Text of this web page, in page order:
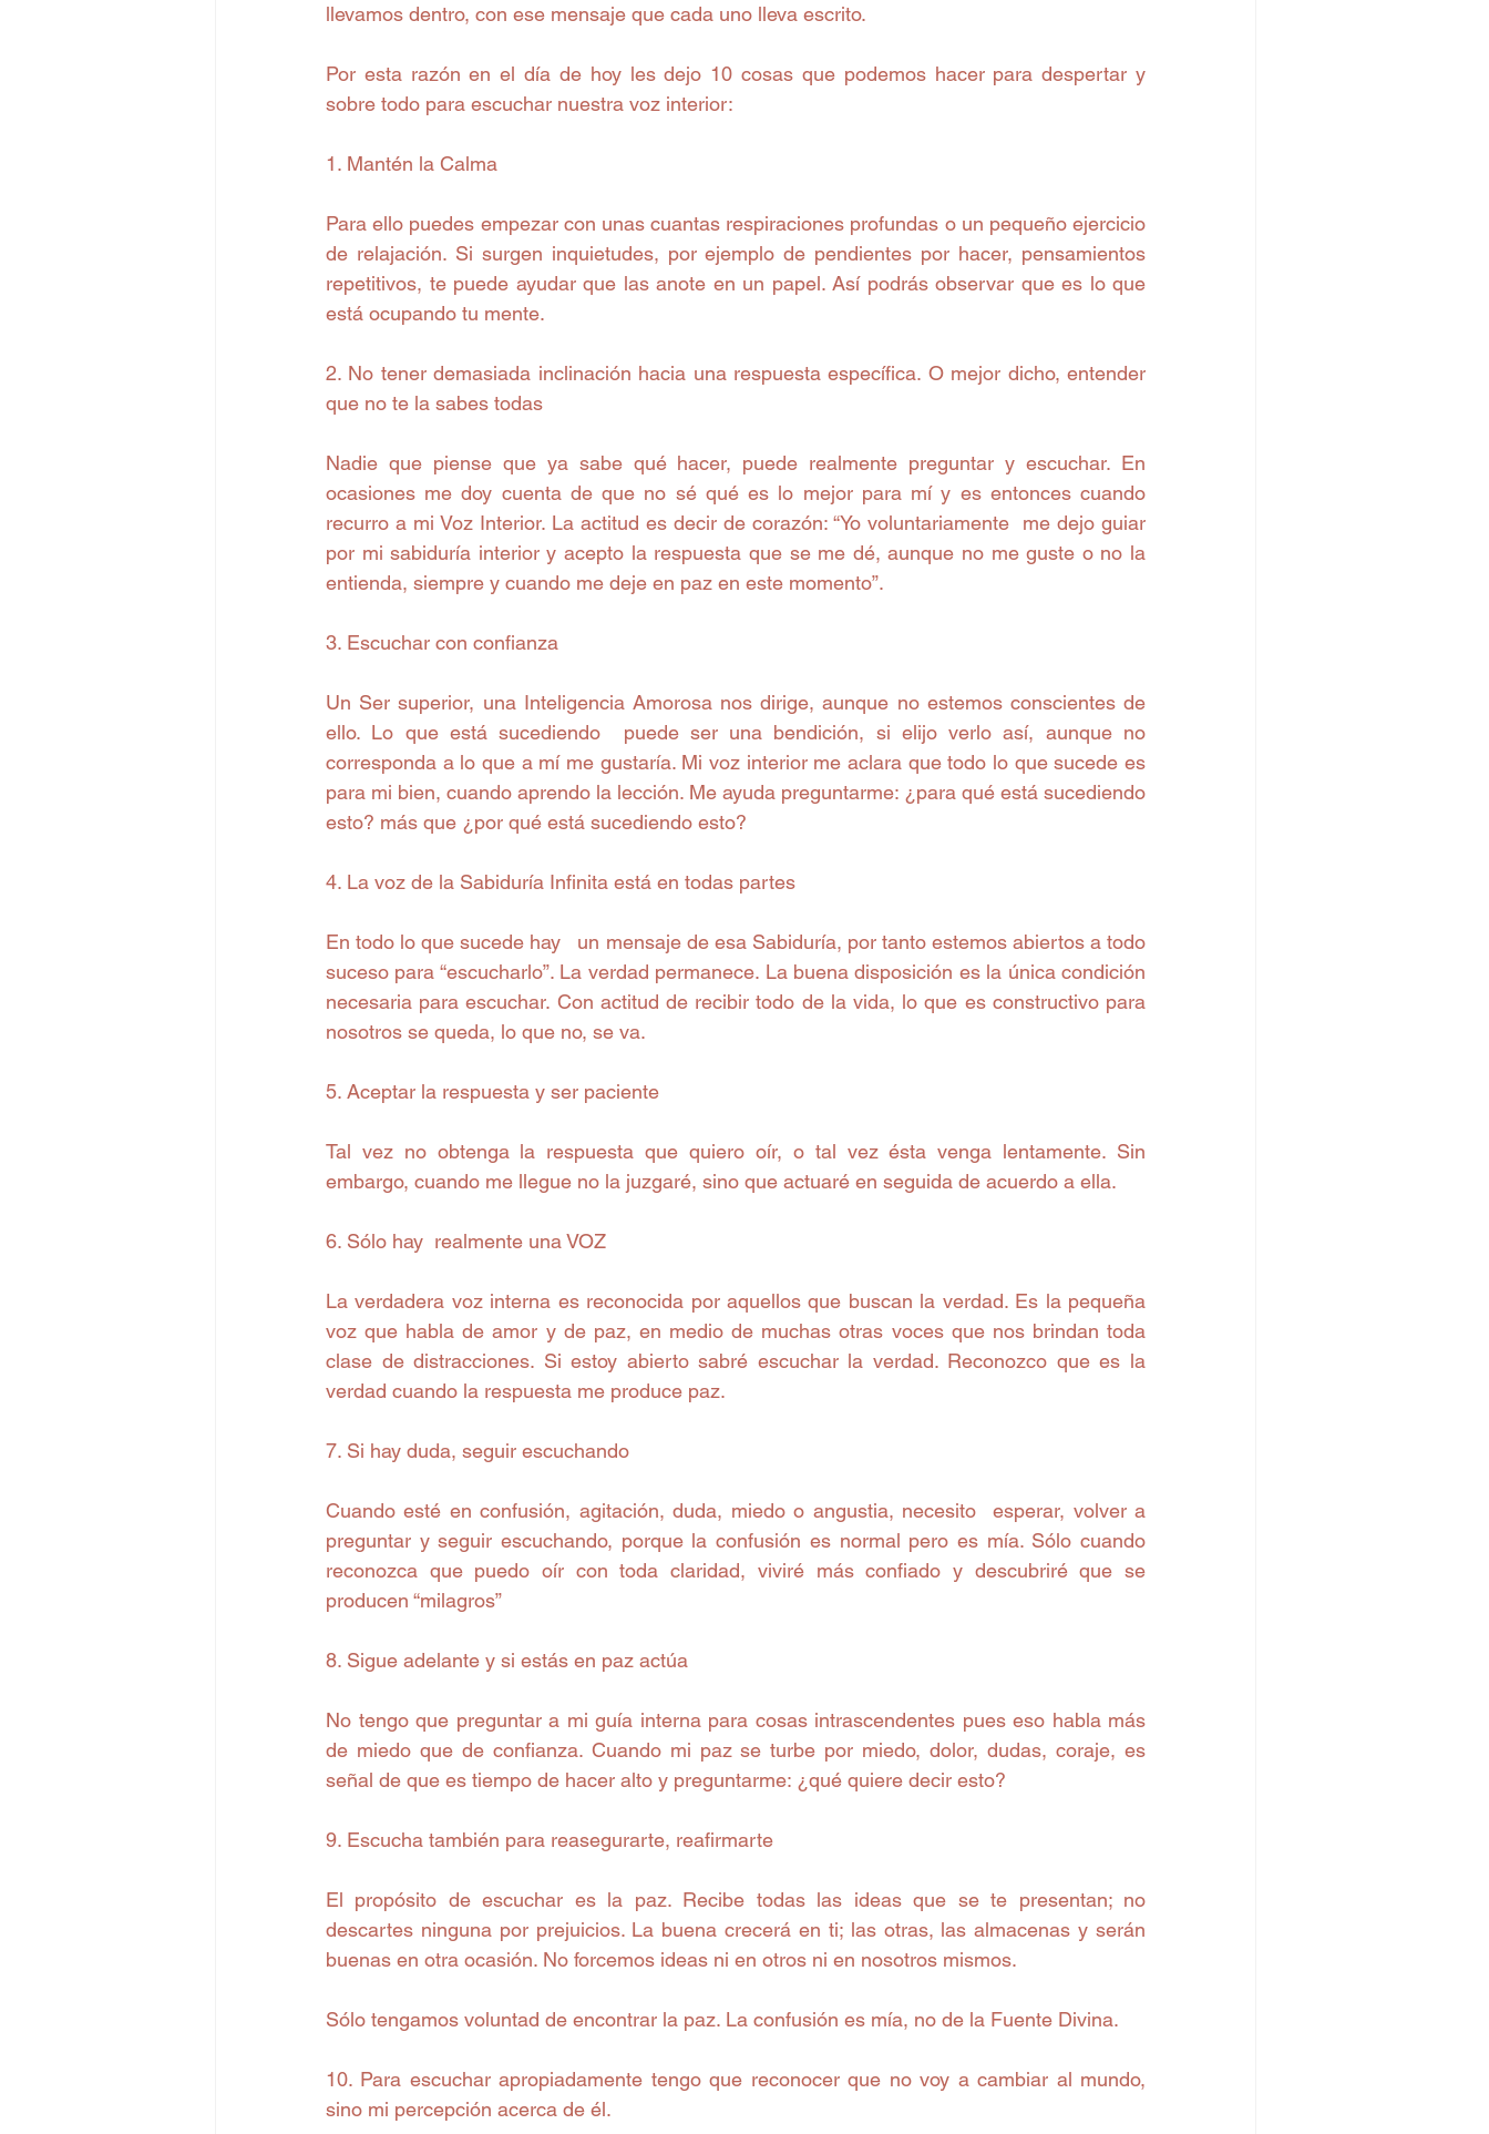
llevamos dentro, con ese mensaje que cada uno lleva escrito.
Por esta razón en el día de hoy les dejo 10 cosas que podemos hacer para despertar y
sobre todo para escuchar nuestra voz interior:
1. Mantén la Calma
Para ello puedes empezar con unas cuantas respiraciones profundas o un pequeño ejercicio
de relajación. Si surgen inquietudes, por ejemplo de pendientes por hacer, pensamientos
repetitivos, te puede ayudar que las anote en un papel. Así podrás observar que es lo que
está ocupando tu mente.
2. No tener demasiada inclinación hacia una respuesta específica. O mejor dicho, entender
que no te la sabes todas
Nadie que piense que ya sabe qué hacer, puede realmente preguntar y escuchar. En
ocasiones me doy cuenta de que no sé qué es lo mejor para mí y es entonces cuando
recurro a mi Voz Interior. La actitud es decir de corazón: “Yo voluntariamente  me dejo guiar
por mi sabiduría interior y acepto la respuesta que se me dé, aunque no me guste o no la
entienda, siempre y cuando me deje en paz en este momento”.
3. Escuchar con confianza
Un Ser superior, una Inteligencia Amorosa nos dirige, aunque no estemos conscientes de
ello. Lo que está sucediendo  puede ser una bendición, si elijo verlo así, aunque no
corresponda a lo que a mí me gustaría. Mi voz interior me aclara que todo lo que sucede es
para mi bien, cuando aprendo la lección. Me ayuda preguntarme: ¿para qué está sucediendo
esto? más que ¿por qué está sucediendo esto?
4. La voz de la Sabiduría Infinita está en todas partes
En todo lo que sucede hay   un mensaje de esa Sabiduría, por tanto estemos abiertos a todo
suceso para “escucharlo”. La verdad permanece. La buena disposición es la única condición
necesaria para escuchar. Con actitud de recibir todo de la vida, lo que es constructivo para
nosotros se queda, lo que no, se va.
5. Aceptar la respuesta y ser paciente
Tal vez no obtenga la respuesta que quiero oír, o tal vez ésta venga lentamente. Sin
embargo, cuando me llegue no la juzgaré, sino que actuaré en seguida de acuerdo a ella.
6. Sólo hay  realmente una VOZ
La verdadera voz interna es reconocida por aquellos que buscan la verdad. Es la pequeña
voz que habla de amor y de paz, en medio de muchas otras voces que nos brindan toda
clase de distracciones. Si estoy abierto sabré escuchar la verdad. Reconozco que es la
verdad cuando la respuesta me produce paz.
7. Si hay duda, seguir escuchando
Cuando esté en confusión, agitación, duda, miedo o angustia, necesito  esperar, volver a
preguntar y seguir escuchando, porque la confusión es normal pero es mía. Sólo cuando
reconozca que puedo oír con toda claridad, viviré más confiado y descubriré que se
producen “milagros”
8. Sigue adelante y si estás en paz actúa
No tengo que preguntar a mi guía interna para cosas intrascendentes pues eso habla más
de miedo que de confianza. Cuando mi paz se turbe por miedo, dolor, dudas, coraje, es
señal de que es tiempo de hacer alto y preguntarme: ¿qué quiere decir esto?
9. Escucha también para reasegurarte, reafirmarte
El propósito de escuchar es la paz. Recibe todas las ideas que se te presentan; no
descartes ninguna por prejuicios. La buena crecerá en ti; las otras, las almacenas y serán
buenas en otra ocasión. No forcemos ideas ni en otros ni en nosotros mismos.
Sólo tengamos voluntad de encontrar la paz. La confusión es mía, no de la Fuente Divina.
10. Para escuchar apropiadamente tengo que reconocer que no voy a cambiar al mundo,
sino mi percepción acerca de él.